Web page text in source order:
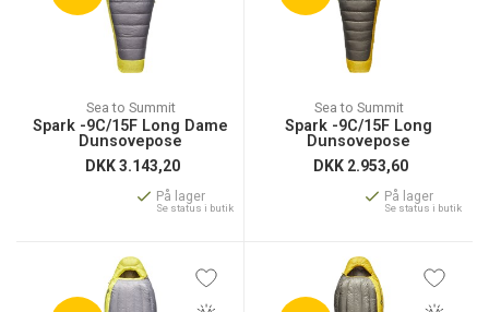
Sea to Summit
Spark -9C/15F Long Dame
Dunsovepose
DKK3.143,20
På lager
Se status i butik
Sea to Summit
Spark -9C/15F Long
Dunsovepose
DKK 2.953,60
På lager
Se status i butik